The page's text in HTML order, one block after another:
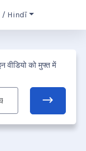
/ Hindī
वीडियो को मुफ्त में